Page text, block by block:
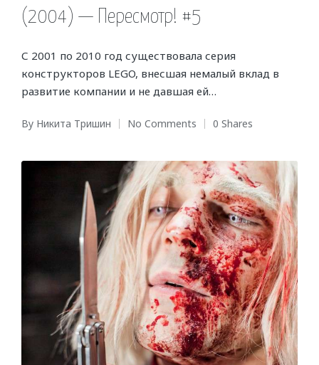
(2004) — Пересмотр! #5
С 2001 по 2010 год существовала серия
конструкторов LEGO, внесшая немалый вклад в
развитие компании и не давшая ей…
Posted
By Никита Тришин No Comments 0 Shares